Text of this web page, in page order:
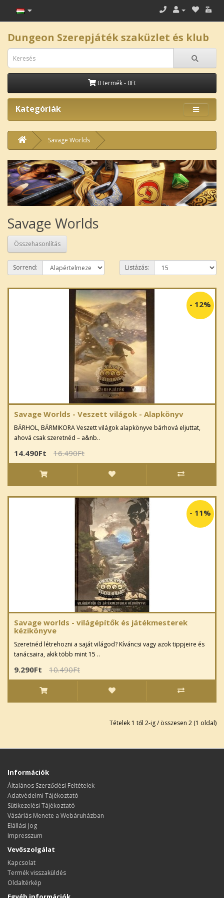
Dungeon Szerepjáték szaküzlet és klub
0 termék - 0Ft
Kategóriák
Savage Worlds
Savage Worlds
Összehasonlítás
Sorrend: Listázás:
- 12%
Savage Worlds - Veszett világok - Alapkönyv
BÁRHOL, BÁRMIKORA Veszett világok alapkönyve bárhová eljuttat,
ahová csak szeretnéd – a&nb..
14.490Ft 16.490Ft
- 11%
Savage worlds - világépítők és játékmesterek
kézikönyve
Szeretnéd létrehozni a saját világod? Kíváncsi vagy azok tippjeire és
tanácsaira, akik több mint 15 ..
9.290Ft 10.490Ft
Tételek 1 től 2-ig / összesen 2 (1 oldal)
Információk
Általános Szerződési Feltételek
Adatvédelmi Tájékoztató
Sütikezelési Tájékoztató
Vásárlás Menete a Webáruházban
Elállási Jog
Impresszum
Vevőszolgálat
Kapcsolat
Termék visszaküldés
Oldaltérkép